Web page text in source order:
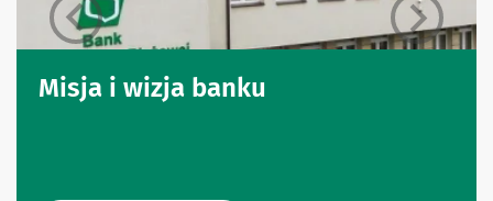
Misja i wizja banku